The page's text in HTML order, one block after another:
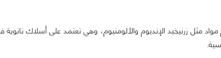
مثل زرنيخيد الإنديوم والألومنيوم، وهي تعتمد على أسلاك نانوية